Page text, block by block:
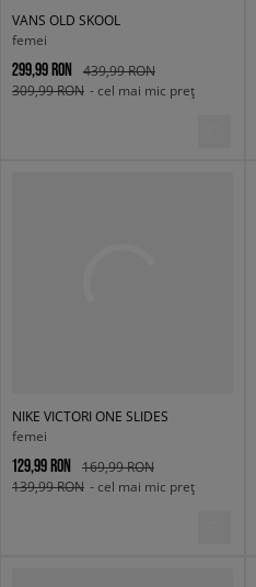
VANS OLD SKOOL
femei
299,99 RON
439,99 RON
309,99 RON - cel mai mic preț
NIKE VICTORI ONE SLIDES
femei
129,99 RON
169,99 RON
139,99 RON - cel mai mic preț